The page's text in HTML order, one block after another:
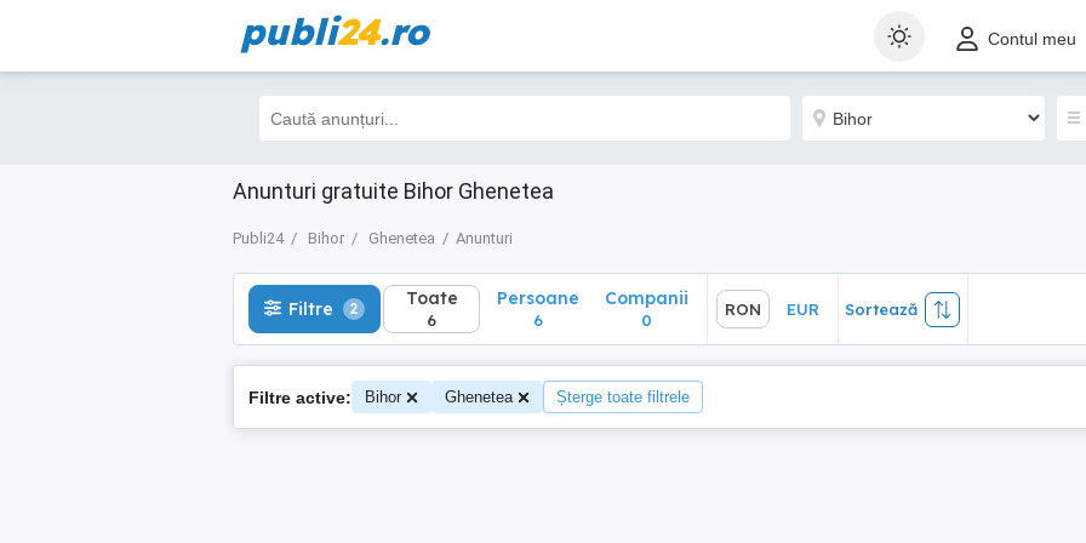
publi24.ro Contul meu
Anunturi gratuite Bihor Ghenetea
Publi24 Bihor Ghenetea Anunturi
Filtre 2 Toate
6
Sortează
Filtre 2 Toate
6
Persoane
6
Companii
0
RON EUR Sortează
Filtre active: Bihor Ghenetea Șterge toate filtrele